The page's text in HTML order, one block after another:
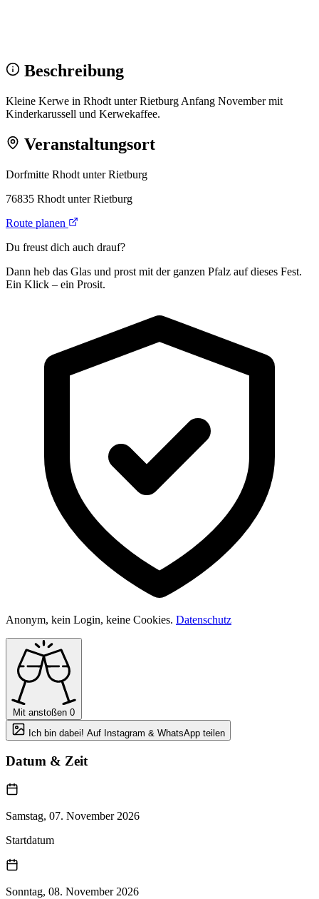
Beschreibung
Kleine Kerwe in Rhodt unter Rietburg Anfang November mit
Kinderkarussell und Kerwekaffee.
Veranstaltungsort
Dorfmitte Rhodt unter Rietburg
76835 Rhodt unter Rietburg
Route planen
Du freust dich auch drauf?
Dann heb das Glas und prost mit der ganzen Pfalz auf dieses Fest.
Ein Klick – ein Prosit.
Anonym, kein Login, keine Cookies. Datenschutz
Mit anstoßen 0
Ich bin dabei! Auf Instagram & WhatsApp teilen
Datum & Zeit
Samstag, 07. November 2026
Startdatum
Sonntag, 08. November 2026